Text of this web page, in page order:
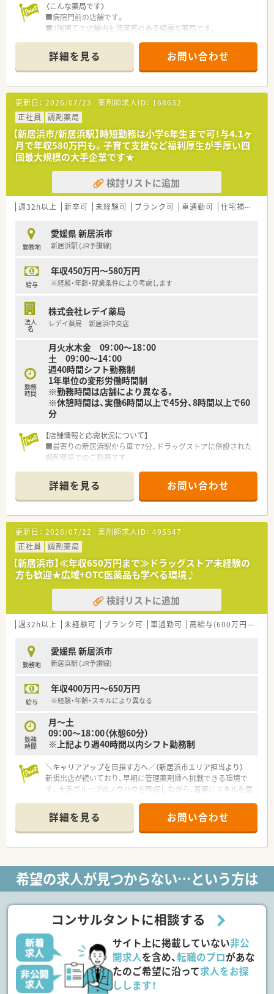
として長期的に安心してキャリアを築ける環境が整っていま
す。
■残業代は1分単位で全額支給される仕組みを導入しており、働
いた分だけしっかりと還元される透明性の高い評価制度です。
〈こんな薬局です〉
■病院門前の店舗です。
■2階建てで店舗内も清潔感のある綺麗な薬局です。
■薬剤師人数は常勤2名、応援勤務者1名の 常時3名体制です。
■薬歴（電子）、散剤（円盤）、監査システム（バーコード読み込み）
を導入済みです。
〈業務内容〉
■応需科目：複数科目
■処方箋枚数：70枚/日
〈法人概要〉
■全国に展開している、医療機関と密接な関係性を築いているグ
ループの中の調剤薬局です。経営の安定性は抜群です。
■残業月平均5時間（本社においても残業管理を徹底、ノー残業デ
■女性にも働きやすい環境（産育休取得率ほぼ100％）と人に優
しい環境（1人あたりの処方箋枚数が少ない）の為、定着率が良
■有給休暇平均消化日数10日（入社後3カ月経過後2日、半年経過
後10日付与）と休暇においてもライフワークバランスのとりやす
い環境です。
らサービスを生み出す姿勢」を重視
・地域により差は御座いますが、病院前・クリニック前が6：4の割
■全店にバーコードによる過誤防止システム導入済
・過誤がおきた際、24時間以内に社長まで報告があがり個人で止
めず全社を上げてのサポート体制が整っており、安心して勤務で
■社内で定められた研修を受けた調剤事務さんが積極的にフォ
ローアップしてくださる環境作りを進めています。（関西より開
始）
■現場薬剤師のステップアップはもちろん、多数のキャリアポジ
ションが御座います。
①現場：薬剤師→副薬局長→薬局長（管理薬剤師）→エリアマネー
ジャー→支店長→本部長（経営幹部）
リア支援室、管理本部などへの本社キャリアもあり
③現場業務＋リクルーター、OJT対応、新規開局プロジェクト、専
門認定薬剤師などご興味や専門性を生かしたキャリアもあり
■15分単位で受講可能なe-ラーニングを導入、会社指定の研修・
勉強会は勤務日扱い。
■学会発表の為のサポートも内容についての研修、プレゼンにつ
いての研修と手厚いサポート体制有
■全国型・一定地域内・自宅からの通勤範囲、ライフプランに応じ
た職種選択が可能（適宜変更も可能です）
〈こんな方にもおススメ〉
■キャリアアップをお考えの方
■企業安定度の高い企業で長く勤めたい方
■プライベートとのメリハリをつけて働きたい方
など、お気軽にお問い合わせください！
詳細を見る お問い合わせ
更新日： 2026/07/23 薬剤師求人ID： 168632
正社員
調剤薬局
【新居浜市/新居浜駅】時短勤務は小学6年生まで可！与4.1ヶ
月で年収580万円も。子育て支援など福利厚生が手厚い四
国最大規模の大手企業です★
検討リストに追加
週32h以上 新卒可 未経験可 ブランク可 車通勤可 住宅補助(手当)あり
勤務地
愛媛県 新居浜市
新居浜駅 (JR予讃線)
給与
年収450万円～580万円
※経験・年齢・就業条件により考慮します
法人
名
株式会社レデイ薬局
レデイ薬局 新居浜中央店
勤務
時間
月火水木金 09：00～18：00
土 09：00～14：00
週40時間シフト勤務制
1年単位の変形労働時間制
※勤務時間は店舗により異なる。
※休憩時間は、実働6時間以上で45分、8時間以上で60
分
【店舗情報と応需状況について】
■最寄りの新居浜駅から車で7分、ドラッグストアに併設された
調剤薬局でのご勤務です。
を高められます。
■薬剤師2名と事務員2名体制で、在宅業務も27件ほど担当して
います。
【法人特徴について】
■四国・中国エリアに240店舗以上を展開する、地域ナンバーワ
ンのドラッグチェーンです。
■ツルハグループの一員として、安定した経営基盤と業界トップ
クラスの福利厚生を誇ります。
■利便性と専門性を両立した、調剤薬局併設型ドラッグストアの
展開を強化しています。
【求人情報について】
■ご経験や年齢に応じて、年収450万円から最大580万円までご
■賞与は年2回、計4.1ヶ月分の支給実績があり、頑張りが収入に
反映されます。
■月71,000円の薬剤師資格手当が必ず支給され、安定した給与
【勤務実態について】
用することが可能です。
■年間休日は113日あり、有給休暇の取得率は70%以上と高い水
準を維持しています。
されます。
詳細を見る お問い合わせ
更新日： 2026/07/22 薬剤師求人ID： 495547
正社員
調剤薬局
【新居浜市】≪年収650万円まで≫ドラッグストア未経験の
方も歓迎★広域+OTC医薬品も学べる環境♪
検討リストに追加
週32h以上 未経験可 ブランク可 車通勤可 高給与(600万円以上)
勤務地
愛媛県 新居浜市
新居浜駅 (JR予讃線)
給与
年収400万円～650万円
※経験・年齢・スキルにより異なる
勤務
時間
月～土
09：00～18：00（休憩60分）
※上記より週40時間以内シフト勤務制
＼キャリアアップを目指す方へ／（新居浜市エリア担当より）
新規出店が続いており、早期に管理薬剤師へ挑戦できる環境で
す。大手グループのノウハウを吸収しながら、着実にスキルを磨
＊------------------------------------------＊
【店舗情報と応需状況について】
■内科や脳神経外科を中心に近隣クリニックから広域の処方箋
■新居浜駅から車で7分の場所に位置しており、スーパーなどが
同敷地内にある利便性の高い環境の店舗です。
■ピッキング監査システムを導入しており、正確かつ効率的に
【法人特徴について】
■四国エリアを中心に多角的な事業を展開しており、業界大手グ
ループに参画したことで強固な経営基盤を持っています。
■調剤併設型店舗の出店ペースはエリア屈指のスピードを誇り、
地域に密着した医療と健康の提供を目指しています。
■従業員割引制度など大手ならではの充実した福利厚生が整っ
ており、長く安心して働き続けられる環境が魅力です。
詳細を見る お問い合わせ
希望の求人が見つからない…という方は
コンサルタントに相談する
サイト上に掲載していない非公
開求人を含め、転職のプロがあな
たのご希望に沿って求人をお探
しします！